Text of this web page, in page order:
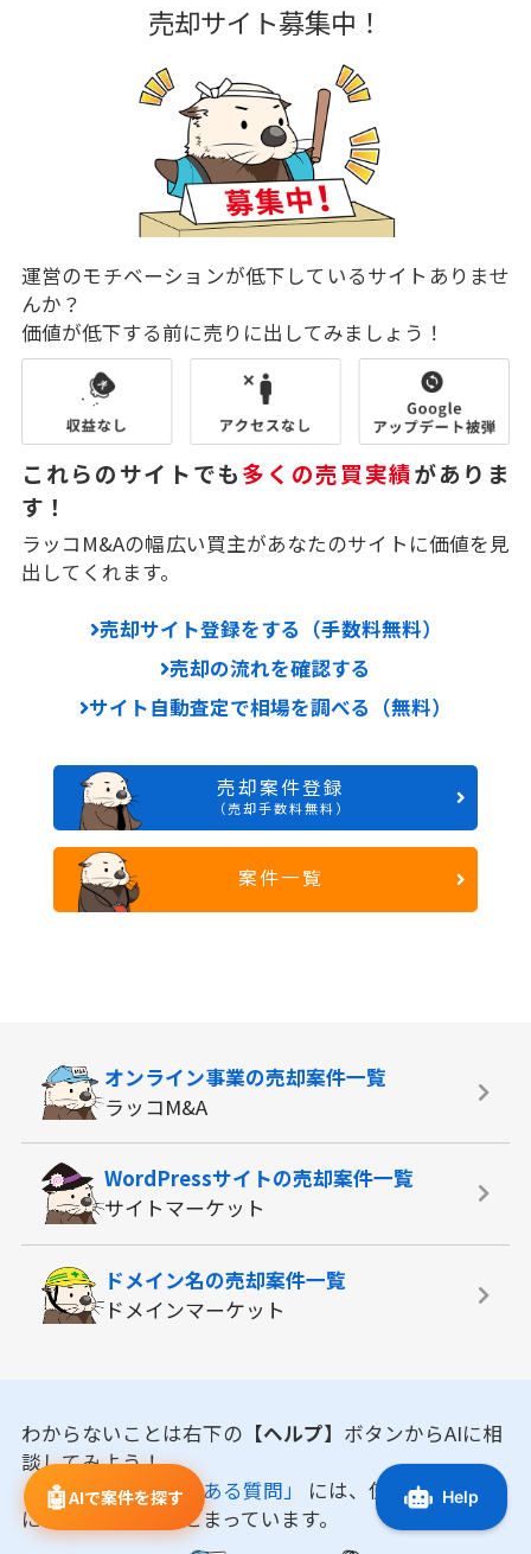
売却サイト募集中！
運営のモチベーションが低下しているサイトありませ
んか？
価値が低下する前に売りに出してみましょう！
これらのサイトでも多くの売買実績がありま
す！
ラッコM&Aの幅広い買主があなたのサイトに価値を見
出してくれます。
売却サイト登録をする（手数料無料）
売却の流れを確認する
サイト自動査定で相場を調べる（無料）
売却案件登録
（売却手数料無料）
案件一覧
🤖AIで案件を探す
オンライン事業の売却案件一覧
ラッコM&A
WordPressサイトの売却案件一覧
サイトマーケット
ドメイン名の売却案件一覧
ドメインマーケット
わからないことは右下の 【ヘルプ】 ボタンからAIに相
談してみよう！
「マニュアル・よくある質問」 には、使い方やお取引
に役立つ情報がまとまっています。